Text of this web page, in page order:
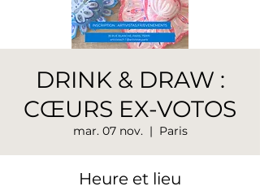
DRINK & DRAW :
CŒURS EX-VOTOS
mar. 07 nov.
  |
Paris
Heure et lieu